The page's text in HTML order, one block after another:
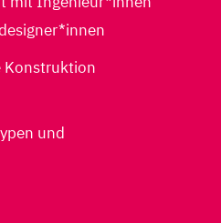
Konstruktion
und